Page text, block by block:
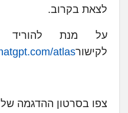
לצאת בקרוב.
על מנת להוריד
לקישורatlas
צפו בסרטון ההדגמה